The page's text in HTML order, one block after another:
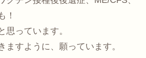
！
思っています。
ますように、願っています。